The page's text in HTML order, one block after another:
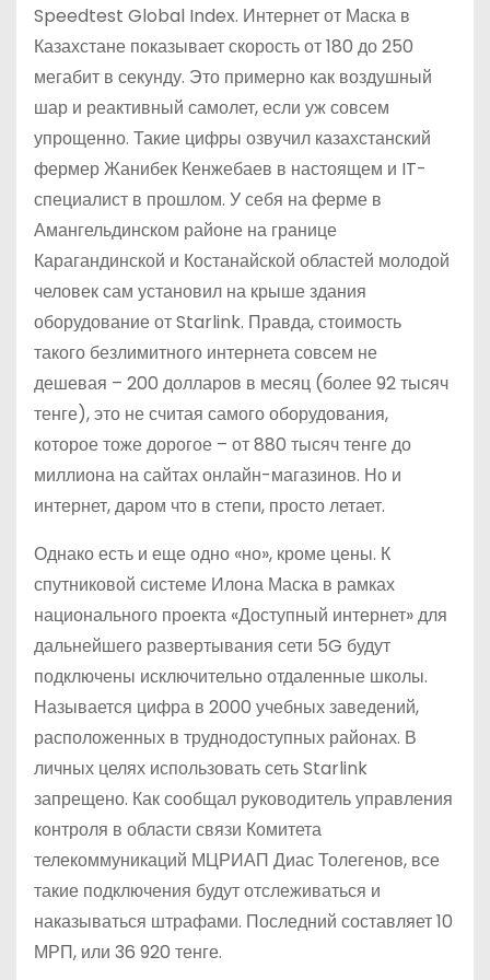
Speedtest Global Index. Интернет от Маска в
Казахстане показывает скорость от 180 до 250
мегабит в секунду. Это примерно как воздушный
шар и реактивный самолет, если уж совсем
упрощенно. Такие цифры озвучил казахстанский
фермер Жанибек Кенжебаев в настоящем и IT-
специалист в прошлом. У себя на ферме в
Амангельдинском районе на границе
Карагандинской и Костанайской областей молодой
человек сам установил на крыше здания
оборудование от Starlink. Правда, стоимость
такого безлимитного интернета совсем не
дешевая – 200 долларов в месяц (более 92 тысяч
тенге), это не считая самого оборудования,
которое тоже дорогое – от 880 тысяч тенге до
миллиона на сайтах онлайн-магазинов. Но и
интернет, даром что в степи, просто летает.
Однако есть и еще одно «но», кроме цены. К
спутниковой системе Илона Маска в рамках
национального проекта «Доступный интернет» для
дальнейшего развертывания сети 5G будут
подключены исключительно отдаленные школы.
Называется цифра в 2000 учебных заведений,
расположенных в труднодоступных районах. В
личных целях использовать сеть Starlink
запрещено. Как сообщал руководитель управления
контроля в области связи Комитета
телекоммуникаций МЦРИАП Диас Толегенов, все
такие подключения будут отслеживаться и
наказываться штрафами. Последний составляет 10
МРП, или 36 920 тенге.